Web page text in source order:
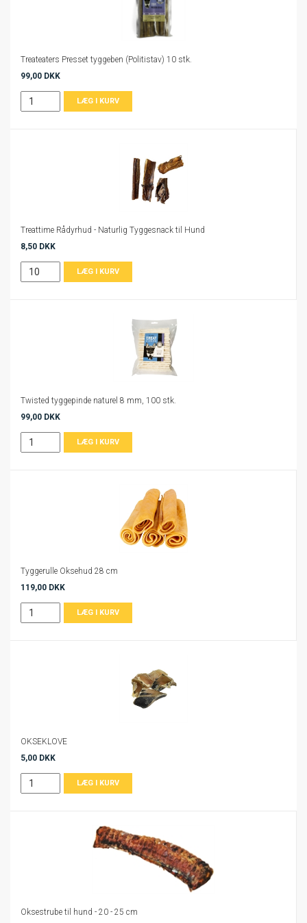
Treateaters Presset tyggeben (Politistav) 10 stk.
99,00 DKK
Treattime Rådyrhud - Naturlig Tyggesnack til Hund
8,50 DKK
Twisted tyggepinde naturel 8 mm, 100 stk.
99,00 DKK
Tyggerulle Oksehud 28 cm
119,00 DKK
OKSEKLOVE
5,00 DKK
Oksestrube til hund - 20 - 25 cm